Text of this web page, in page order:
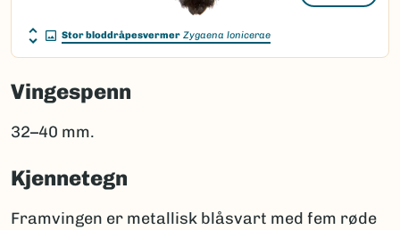
Stor bloddråpesvermer Zygaena lonicerae
Vingespenn
32–40 mm.
Kjennetegn
Framvingen er metallisk blåsvart med fem røde